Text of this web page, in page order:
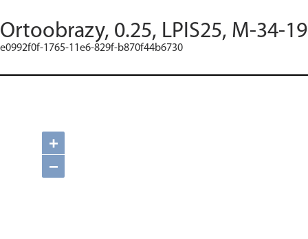
Ortoobrazy, 0.25, LPIS25, M-34-
e0992f0f-1765-11e6-829f-b870f44b6730
+
−